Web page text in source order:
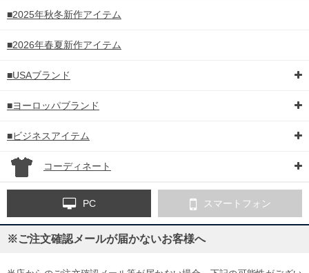
■2025年秋冬新作アイテム
■2026年春夏新作アイテム
■USAブランド
■ヨーロッパブランド
■ビジネスアイテム
コーディネート
PC スマートフォン
※ご注文確認メールが届かないお客様へ